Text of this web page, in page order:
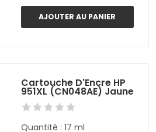
AJOUTER AU PANIER
Cartouche D'Encre HP
951XL (CN048AE) Jaune
Quantité : 17 ml